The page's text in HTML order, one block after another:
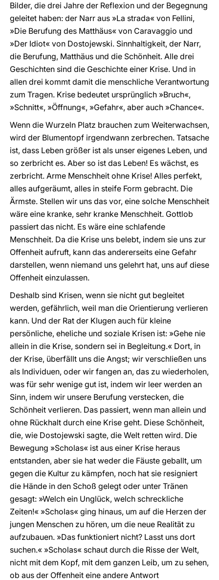
Bilder, die drei Jahre der Reflexion und der Begegnung
geleitet haben: der Narr aus »La strada« von Fellini,
»Die Berufung des Matthäus« von Caravaggio und
»Der Idiot« von Dostojewski. Sinnhaltigkeit, der Narr,
die Berufung, Matthäus und die Schönheit. Alle drei
Geschichten sind die Geschichte einer Krise. Und in
allen drei kommt damit die menschliche Verantwortung
zum Tragen. Krise bedeutet ursprünglich »Bruch«,
»Schnitt«, »Öffnung«, »Gefahr«, aber auch »Chance«.
Wenn die Wurzeln Platz brauchen zum Weiterwachsen,
wird der Blumentopf irgendwann zerbrechen. Tatsache
ist, dass Leben größer ist als unser eigenes Leben, und
so zerbricht es. Aber so ist das Leben! Es wächst, es
zerbricht. Arme Menschheit ohne Krise! Alles perfekt,
alles aufgeräumt, alles in steife Form gebracht. Die
Ärmste. Stellen wir uns das vor, eine solche Menschheit
wäre eine kranke, sehr kranke Menschheit. Gottlob
passiert das nicht. Es wäre eine schlafende
Menschheit. Da die Krise uns belebt, indem sie uns zur
Offenheit aufruft, kann das andererseits eine Gefahr
darstellen, wenn niemand uns gelehrt hat, uns auf diese
Offenheit einzulassen.
Deshalb sind Krisen, wenn sie nicht gut begleitet
werden, gefährlich, weil man die Orientierung verlieren
kann. Und der Rat der Klugen auch für kleine
persönliche, eheliche und soziale Krisen ist: »Gehe nie
allein in die Krise, sondern sei in Begleitung.« Dort, in
der Krise, überfällt uns die Angst; wir verschließen uns
als Individuen, oder wir fangen an, das zu wiederholen,
was für sehr wenige gut ist, indem wir leer werden an
Sinn, indem wir unsere Berufung verstecken, die
Schönheit verlieren. Das passiert, wenn man allein und
ohne Rückhalt durch eine Krise geht. Diese Schönheit,
die, wie Dostojewski sagte, die Welt retten wird. Die
Bewegung »Scholas« ist aus einer Krise heraus
entstanden, aber sie hat weder die Fäuste geballt, um
gegen die Kultur zu kämpfen, noch hat sie resigniert
die Hände in den Schoß gelegt oder unter Tränen
gesagt: »Welch ein Unglück, welch schreckliche
Zeiten!« »Scholas« ging hinaus, um auf die Herzen der
jungen Menschen zu hören, um die neue Realität zu
aufzubauen. »Das funktioniert nicht? Lasst uns dort
suchen.« »Scholas« schaut durch die Risse der Welt,
nicht mit dem Kopf, mit dem ganzen Leib, um zu sehen,
ob aus der Offenheit eine andere Antwort